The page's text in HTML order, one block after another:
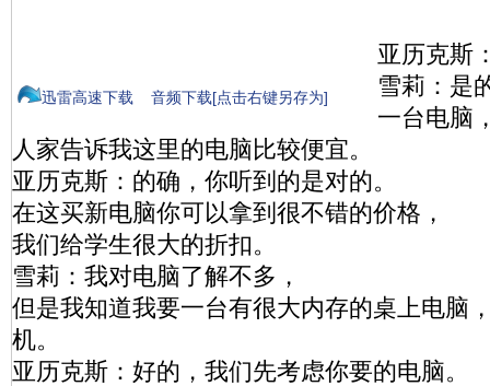
迅雷高速下载 音频下载[点击右键另存为]
亚历克斯
雪莉：是
一台电脑
人家告诉我这里的电脑比较便宜。
亚历克斯：的确，你听到的是对的。
在这买新电脑你可以拿到很不错的价格，
我们给学生很大的折扣。
雪莉：我对电脑了解不多，
但是我知道我要一台有很大内存的桌上电脑
机。
亚历克斯：好的，我们先考虑你要的电脑。